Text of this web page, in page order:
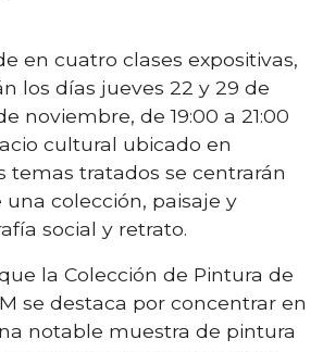
en cuatro clases expositivas,
los días jueves 22 y 29 de
noviembre, de 19:00 a 21:00
cultural ubicado en
temas tratados se centrarán
una colección, paisaje y
social y retrato.
la Colección de Pintura de
se destaca por concentrar en
notable muestra de pintura